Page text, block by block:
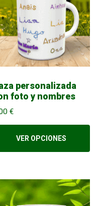
personalizada
foto y nombres
€
VER OPCIONES